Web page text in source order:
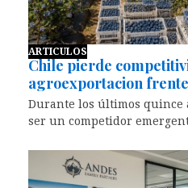
ARTICULOS
Chile pierde
agroexportacion
Durante los últimos quince
ser un competidor